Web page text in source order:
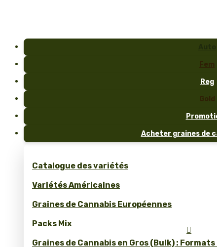
Fem
Reg
Gold
Acheter graines de
Catalogue des variétés
Variétés Américaines
Graines de Cannabis Européennes
Packs Mix
Graines de Cannabis en Gros (Bulk) : Formats
